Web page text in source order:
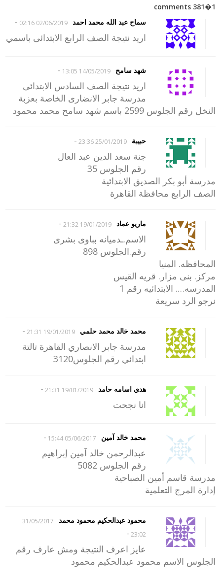
1�381 comments
سماح عبد الله محمد احمد
02/06/2019 02:16
-
اريد نتيجة الصف الرابع الابتدائى باسمي
شهد سامح 14/05/2019 13:05
-
اريد نتيجة الصف السادس الابتدائى
مدرسة جابر الانضارى الخاصة بعزبة
النخل رقم الجلوس 2599 باسم شهد سامح محمد محمود
حبيبة 25/01/2019 23:36
-
جنة سعد الدين عبد العال
رقم الجلوس 35
مدرسة أبو بكر الصديق الابتدائية
الصف الرابع محافظة القاهرة
ماريو عماد 19/01/2019 21:32
-
الاسم.ـدميانه بباوى بشرى
رقم.الجلوس 898
المحافظه. المنيا
مركز. بنى مزار. قريه القيس
المدرسه…. الابتدائيه رقم 1
نرجو الرد سريعة
محمد خالد محمد حلمي 19/01/2019 21:31
-
مدرسة جابر الانصاري القاهرة تالتة
ابتدائي رقم الجلوس3120
هدي اسامه حامد 19/01/2019 21:31
-
انا نجحت
محمد خالد آمين 05/06/2017 15:44
-
عبدالرحمن خالد آمين إبراهيم
رقم الجلوس 5082
مدرسة قاسم أمين الصباحية
إدارة المرج التعلمية
محمود عبدالحكيم محمود محمد
31/05/2017
23:02
-
عايز اعرف النتيجة ومش عارف رقم
الجلوس الاسم محمود عبدالحكيم محمود